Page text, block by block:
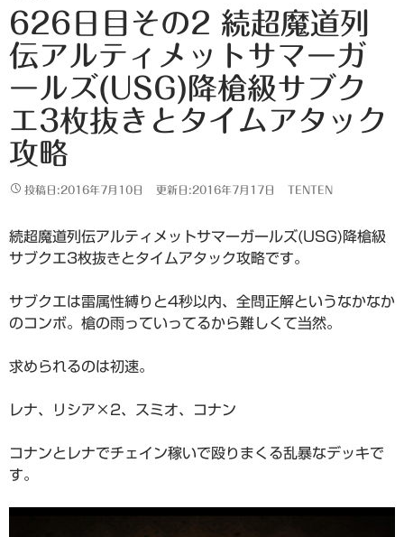
626日目その2 続超魔道列
伝アルティメットサマーガ
ールズ(USG)降槍級サブク
エ3枚抜きとタイムアタック
攻略
投稿日:2016年7月10日 更新日:2016年7月17日 TENTEN
続超魔道列伝アルティメットサマーガールズ(USG)降槍級
サブクエ3枚抜きとタイムアタック攻略です。
サブクエは雷属性縛りと4秒以内、全問正解というなかなか
のコンボ。槍の雨っていってるから難しくて当然。
求められるのは初速。
レナ、リシア×2、スミオ、コナン
コナンとレナでチェイン稼いで殴りまくる乱暴なデッキで
す。